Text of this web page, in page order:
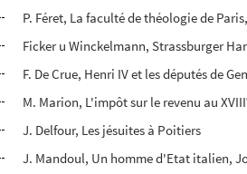
P. Féret, La faculté de théologie de
Ficker u Winckelmann, Strassburger
F. De Crue, Henri IV et les députés de
M. Marion, L'impôt sur le revenu au XVIII
J. Delfour, Les jésuites à Poitiers
J. Mandoul, Un homme d'Etat italien,